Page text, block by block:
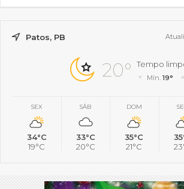
Patos, PB
20° Tempo
Mín.19°
SEX
34°C
19°C
SÁB
33°C
20°C
DOM
35°C
21°C